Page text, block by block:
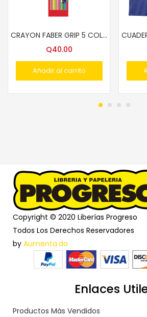
CRAYON FABER GRIP 5 COLS. 110994
Q40.00
Añadir al carrito
Copyright © 2020 Liberías Progreso
Todos Los Derechos Reservadores
by Aumenta.do
Enlaces
Productos Más Vendidos